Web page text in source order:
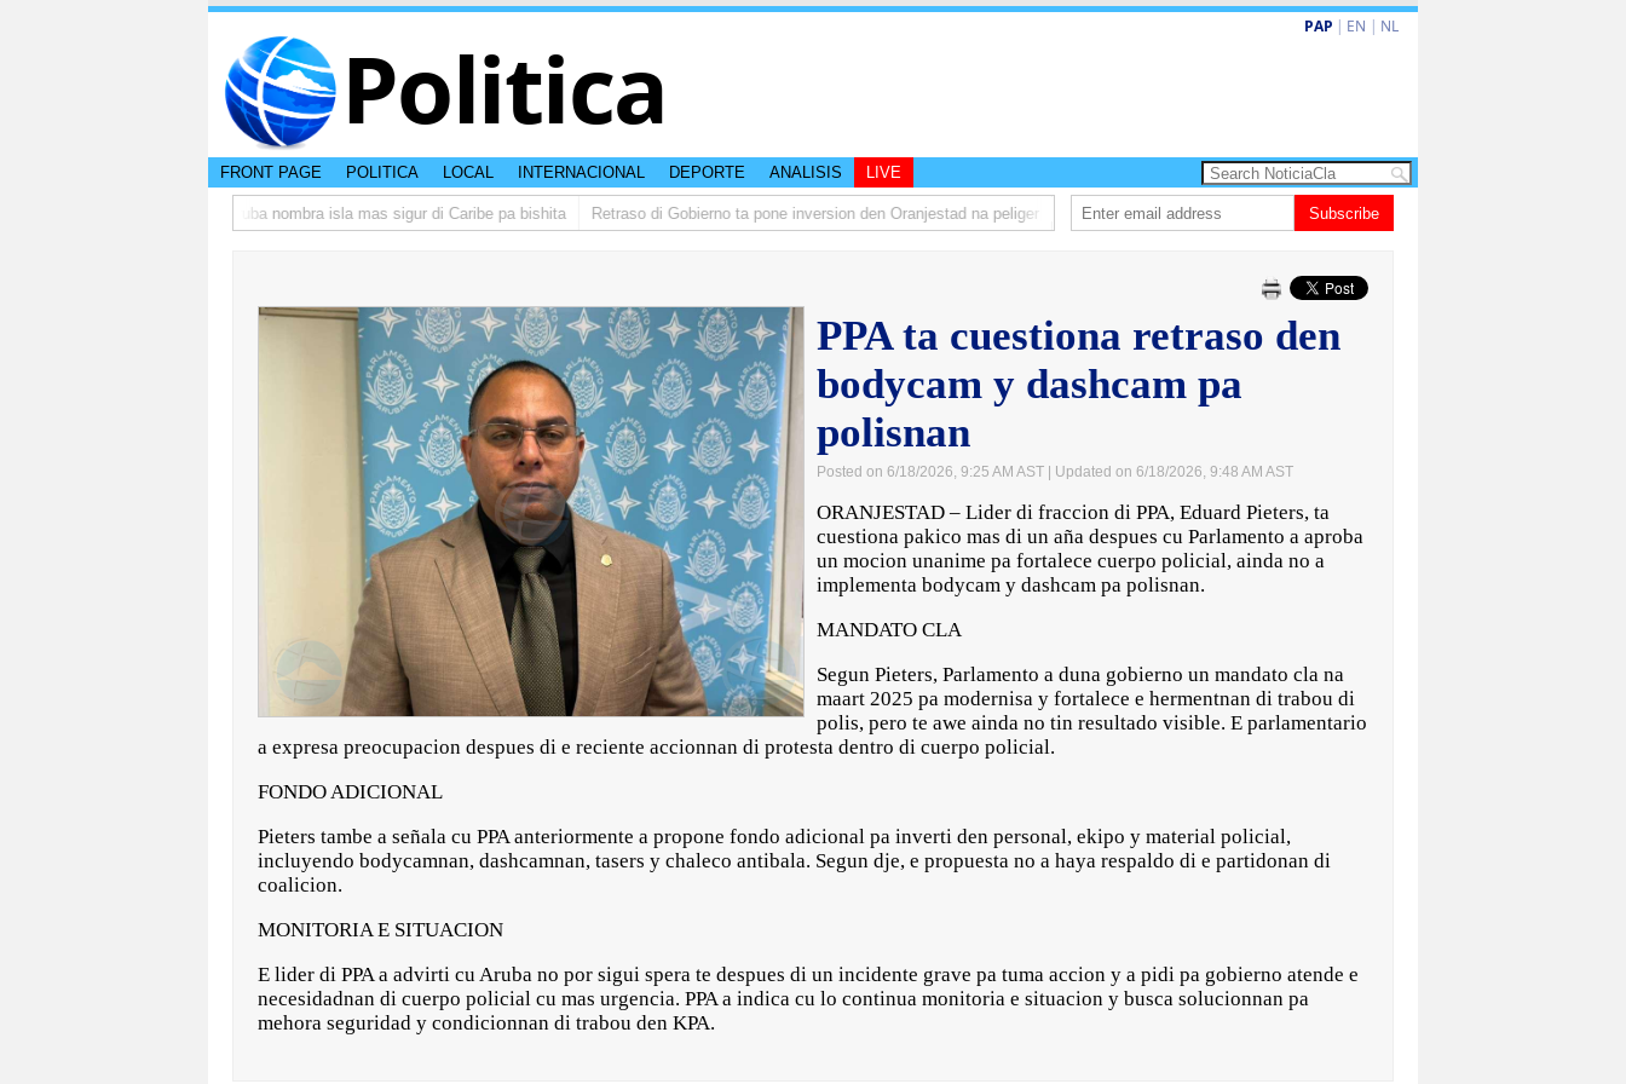
Politica PAP | EN | NL
FRONT PAGE POLITICA LOCAL INTERNACIONAL DEPORTE ANALISIS LIVE
CISI: Aruba nombra isla mas sigur di Caribe pa bishita Retraso di Gobierno ta pone inversion den Oranjestad na peliger Abelardo de la Espriella a huramenta como presidente di Colombia
Subscribe
PPA ta cuestiona retraso den
bodycam y dashcam pa
polisnan
Posted on 6/18/2026, 9:25 AM AST | Updated on 6/18/2026, 9:48 AM AST
ORANJESTAD – Lider di fraccion di PPA, Eduard Pieters, ta
cuestiona pakico mas di un aña despues cu Parlamento a aproba
un mocion unanime pa fortalece cuerpo policial, ainda no a
implementa bodycam y dashcam pa polisnan.
MANDATO CLA
Segun Pieters, Parlamento a duna gobierno un mandato cla na
maart 2025 pa modernisa y fortalece e hermentnan di trabou di
polis, pero te awe ainda no tin resultado visible. E parlamentario
a expresa preocupacion despues di e reciente accionnan di protesta dentro di cuerpo policial.
FONDO ADICIONAL
Pieters tambe a señala cu PPA anteriormente a propone fondo adicional pa inverti den personal, ekipo y material policial,
incluyendo bodycamnan, dashcamnan, tasers y chaleco antibala. Segun dje, e propuesta no a haya respaldo di e partidonan di
coalicion.
MONITORIA E SITUACION
E lider di PPA a advirti cu Aruba no por sigui spera te despues di un incidente grave pa tuma accion y a pidi pa gobierno atende e
necesidadnan di cuerpo policial cu mas urgencia. PPA a indica cu lo continua monitoria e situacion y busca solucionnan pa
mehora seguridad y condicionnan di trabou den KPA.